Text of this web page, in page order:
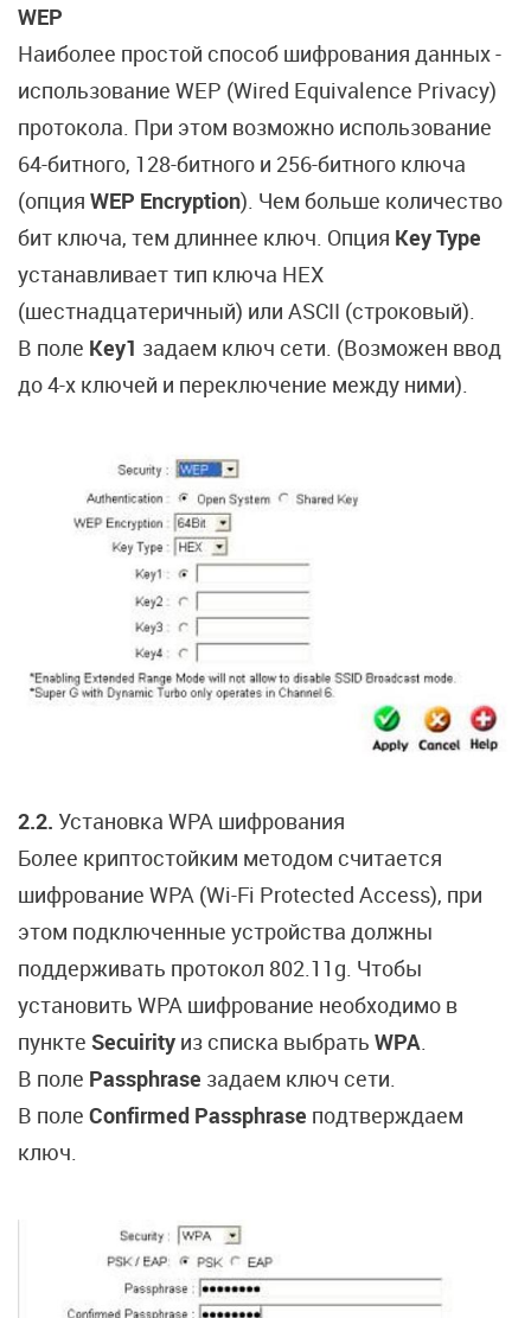
WEP
Наиболее простой способ шифрования данных -
использование WEP (Wired Equivalence Privacy)
протокола. При этом возможно использование
64-битного, 128-битного и 256-битного ключа
(опция WEP Encryption). Чем больше количество
бит ключа, тем длиннее ключ. Опция Key Type
устанавливает тип ключа HEX
(шестнадцатеричный) или ASCII (строковый).
В поле Key1 задаем ключ сети. (Возможен ввод
до 4-х ключей и переключение между ними).
2.2. Установка WPA шифрования
Более криптостойким методом считается
шифрование WPA (Wi-Fi Protected Access), при
этом подключенные устройства должны
поддерживать протокол 802.11g. Чтобы
установить WPA шифрование необходимо в
пункте Secuirity из списка выбрать WPA
В поле Passphrase задаем ключ сети.
В поле Confirmed Passphrase подтверждаем
ключ.